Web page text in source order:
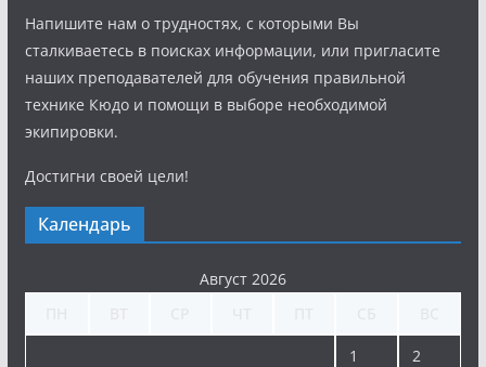
Напишите нам о трудностях, с которыми Вы
сталкиваетесь в поисках информации, или пригласите
наших преподавателей для обучения правильной
технике Кюдо и помощи в выборе необходимой
экипировки.
Достигни своей цели!
Календарь
Август 2026
1 2